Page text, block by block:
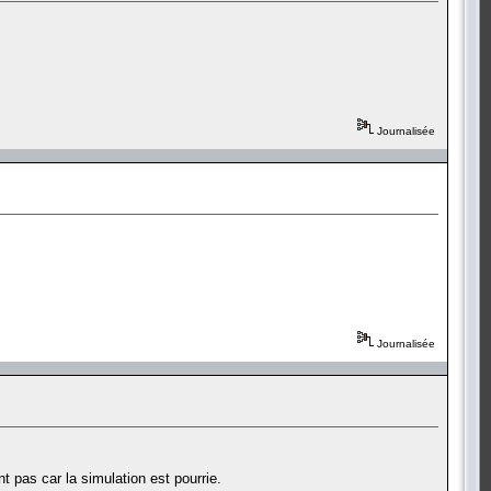
Journalisée
Journalisée
pas car la simulation est pourrie.